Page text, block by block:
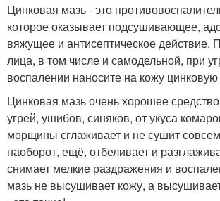
Цинковая мазь - это
которое оказывает подсушивающее,
вяжущее и антисептическое действие.
лица, в том числе и самодельной, при
воспалении наносите на кожу
Цинковая мазь очень хорошее
угрей, ушибов, синяков, от укуса
морщины сглаживает и не сушит
наоборот, ещё, отбеливает и
снимает мелкие раздражения и
мазь не высушивает кожу, а